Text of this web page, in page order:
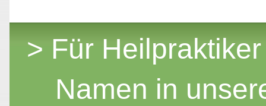
> Für
Namen in